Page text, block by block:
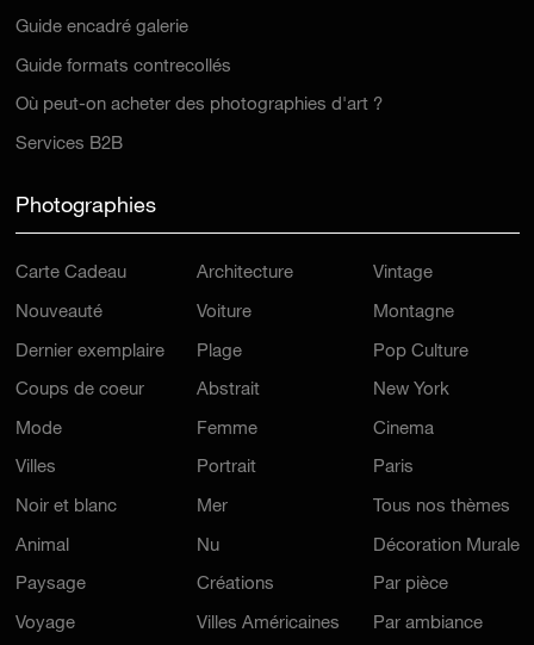
Guide encadré galerie
Guide formats contrecollés
Où peut-on acheter des photographies d'art ?
Services B2B
Photographies
Carte Cadeau
Nouveauté
Dernier exemplaire
Coups de coeur
Mode
Villes
Noir et blanc
Animal
Paysage
Voyage
Architecture
Voiture
Plage
Abstrait
Femme
Portrait
Mer
Nu
Créations
Villes Américaines
Vintage
Montagne
Pop Culture
New York
Cinema
Paris
Tous nos thèmes
Décoration Murale
Par pièce
Par ambiance